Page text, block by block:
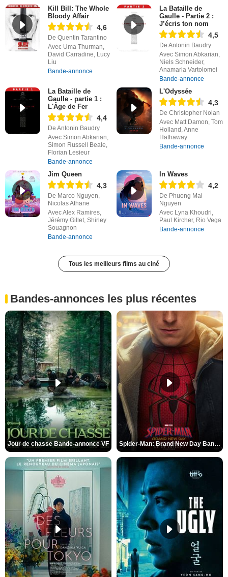
Kill Bill: The Whole
Bloody Affair
4,6
De Quentin Tarantino
Avec Uma Thurman,
David Carradine, Lucy
Liu
Bande-annonce
La Bataille de
Gaulle - Partie 2 :
J’écris ton nom
4,5
De Antonin Baudry
Avec Simon Abkarian,
Niels Schneider,
Anamaria Vartolomei
Bande-annonce
La Bataille de
Gaulle - partie 1 :
L'Âge de Fer
4,4
De Antonin Baudry
Avec Simon Abkarian,
Simon Russell Beale,
Florian Lesieur
Bande-annonce
L'Odyssée
4,3
De Christopher Nolan
Avec Matt Damon, Tom
Holland, Anne
Hathaway
Bande-annonce
Jim Queen
4,3
De Marco Nguyen,
Nicolas Athane
Avec Alex Ramires,
Jérémy Gillet, Shirley
Souagnon
Bande-annonce
In Waves
4,2
De Phuong Mai
Nguyen
Avec Lyna Khoudri,
Paul Kircher, Rio Vega
Bande-annonce
Tous les meilleurs films au ciné
Bandes-annonces les plus récentes
Jour de chasse Bande-annonce VF Spider-Man: Brand New Day Bande-annonce (3) VO STFR